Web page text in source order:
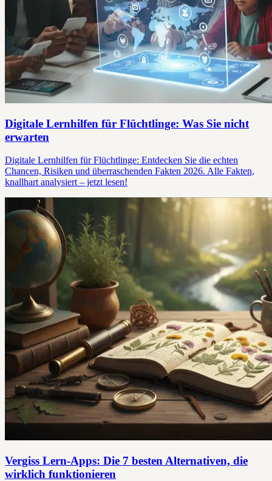
Digitale Lernhilfen für Flüchtlinge: Was Sie nicht
erwarten
Digitale Lernhilfen für Flüchtlinge: Entdecken Sie die echten
Chancen, Risiken und überraschenden Fakten 2026. Alle Fakten,
knallhart analysiert – jetzt lesen!
Vergiss Lern-Apps: Die 7 besten Alternativen, die
wirklich funktionieren